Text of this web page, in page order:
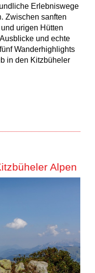
Erlebniswege
Zwischen sanften
urigen Hütten
und echte
Wanderhighlights
in den Kitzbüheler
Alpen